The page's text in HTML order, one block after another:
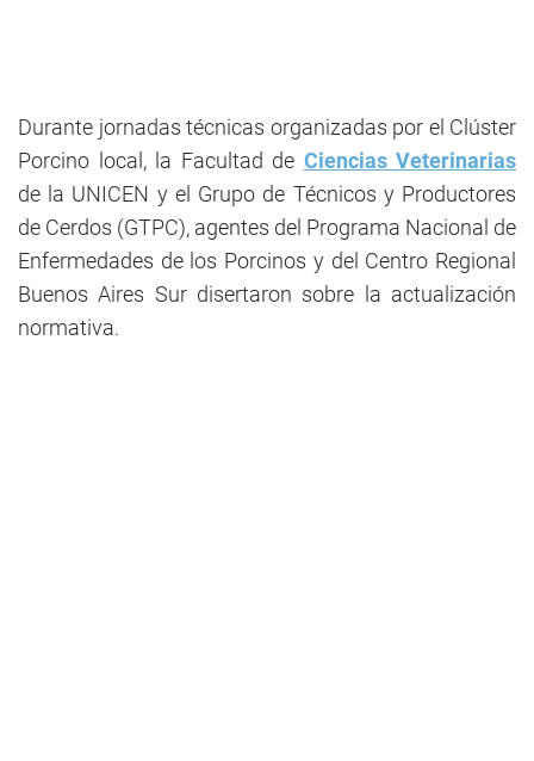
Durante jornadas técnicas organizadas por el Clúster
Porcino local, la Facultad de Ciencias Veterinarias
de la UNICEN y el Grupo de Técnicos y Productores
de Cerdos (GTPC), agentes del Programa Nacional de
Enfermedades de los Porcinos y del Centro Regional
Buenos Aires Sur disertaron sobre la actualización
normativa.